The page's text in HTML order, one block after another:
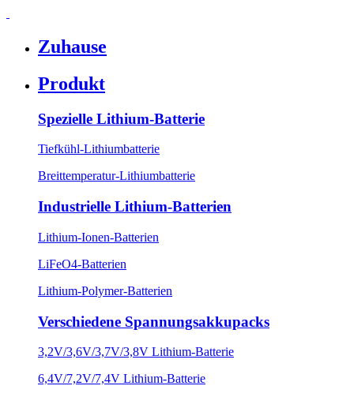
Zuhause
Produkt
Spezielle Lithium-Batterie
Tiefkühl-Lithiumbatterie
Breittemperatur-Lithiumbatterie
Industrielle Lithium-Batterien
Lithium-Ionen-Batterien
LiFeO4-Batterien
Lithium-Polymer-Batterien
Verschiedene Spannungsakkupacks
3,2V/3,6V/3,7V/3,8V Lithium-Batterie
6,4V/7,2V/7,4V Lithium-Batterie